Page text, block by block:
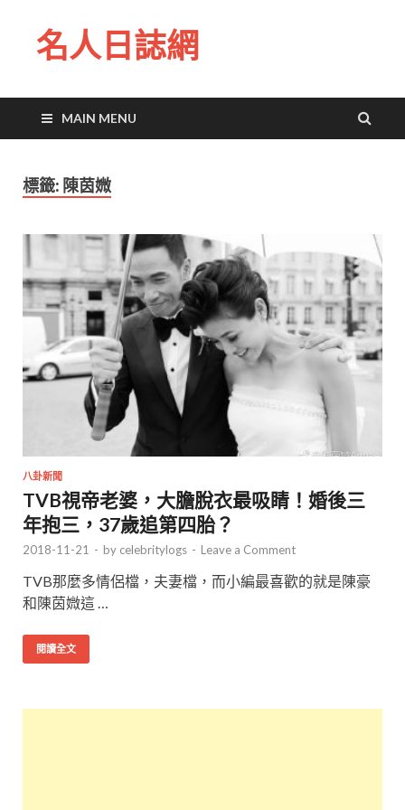
名人日誌網
MAIN MENU
標籤: 陳茵媺
八卦新聞
TVB視帝老婆，大膽脫衣最吸睛！婚後三
年抱三，37歲追第四胎？
2018-11-21 - by celebritylogs - Leave a Comment
TVB那麼多情侶檔，夫妻檔，而小編最喜歡的就是陳豪
和陳茵媺這 …
閱讀全文